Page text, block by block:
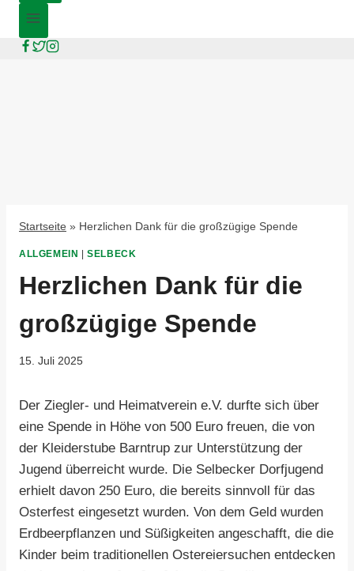
Startseite » Herzlichen Dank für die großzügige Spende
ALLGEMEIN |SELBECK
Herzlichen Dank für die
großzügige Spende
15. Juli 2025
Der Ziegler- und Heimatverein e.V. durfte sich über
eine Spende in Höhe von 500 Euro freuen, die von
der Kleiderstube Barntrup zur Unterstützung der
Jugend überreicht wurde. Die Selbecker Dorfjugend
erhielt davon 250 Euro, die bereits sinnvoll für das
Osterfest eingesetzt wurden. Von dem Geld wurden
Erdbeerpflanzen und Süßigkeiten angeschafft, die die
Kinder beim traditionellen Ostereiersuchen entdecken